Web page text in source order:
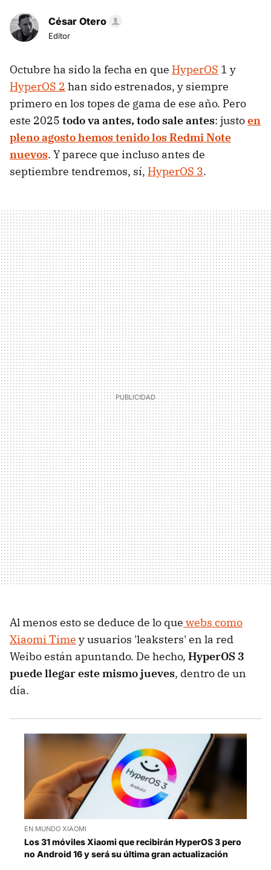
César Otero
Editor
Octubre ha sido la fecha en que HyperOS 1 y
HyperOS 2 han sido estrenados, y siempre
primero en los topes de gama de ese año. Pero
este 2025 todo va antes, todo sale antes: justoen
pleno agosto hemos tenido los Redmi Note
nuevos. Y parece que incluso antes de
septiembre tendremos, sí, HyperOS 3.
Al menos esto se deduce de lo que webs como
Xiaomi Time y usuarios 'leaksters' en la red
Weibo están apuntando. De hecho, HyperOS 3
puede llegar este mismo jueves, dentro de un
día.
EN MUNDO XIAOMI
Los 31 móviles Xiaomi que recibirán HyperOS 3 pero
no Android 16 y será su última gran actualización